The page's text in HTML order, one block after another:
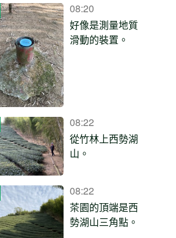
08:20
好像是測量地質
滑動的裝置。
08:22
從竹林上西勢湖
山。
08:22
茶園的頂端是西
勢湖山三角點。